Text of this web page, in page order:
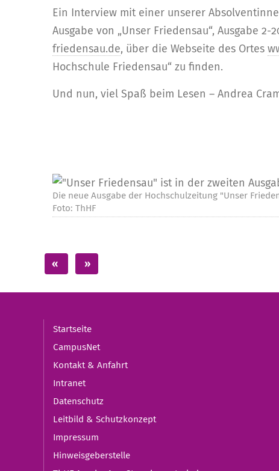
Ein Interview mit einer unserer
Ausgabe von „Unser Friedensau“, Ausgabe
friedensau.de, über die Webseite des Ortes
Hochschule Friedensau“ zu finden.
Und nun, viel Spaß beim Lesen – Andrea
Die neue Ausgabe der Hochschulzeitung "Unser
Foto: ThHF
Startseite
CampusNet
Kontakt & Anfahrt
Intranet
Datenschutz
Leitbild & Schutzkonzept
Impressum
Hinweisgeberstelle